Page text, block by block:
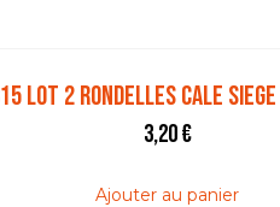
LOT 2 RONDELLES CALE
3,20€
Ajouter au panier